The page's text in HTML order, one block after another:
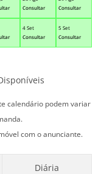
Consultar
Consultar
4 Set
Consultar
5 Set
Consultar
calendário podem variar
com o anunciante.
Diária